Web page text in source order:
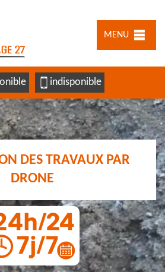
MENU
indisponible
DES TRAVAUX PAR
DRONE